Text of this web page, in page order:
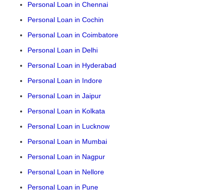
Personal Loan in Chennai
Personal Loan in Cochin
Personal Loan in Coimbatore
Personal Loan in Delhi
Personal Loan in Hyderabad
Personal Loan in Indore
Personal Loan in Jaipur
Personal Loan in Kolkata
Personal Loan in Lucknow
Personal Loan in Mumbai
Personal Loan in Nagpur
Personal Loan in Nellore
Personal Loan in Pune